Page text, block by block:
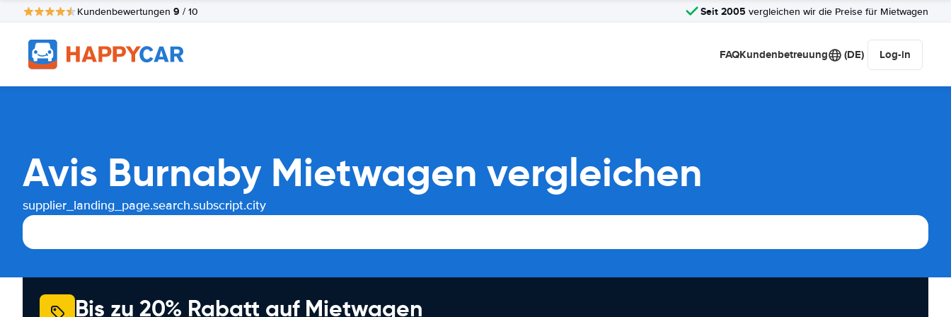
Kundenbewertungen 9 / 10 Seit 2005 vergleichen wir die Preise für Mietwagen
FAQKundenbetreuung (DE) Log-in
Avis Burnaby Mietwagen vergleichen
supplier_landing_page.search.subscript.city
Bis zu 20% Rabatt auf Mietwagen